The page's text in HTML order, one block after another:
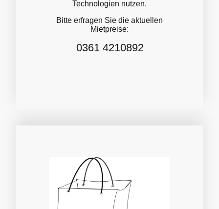
Technologien nutzen.
Bitte erfragen Sie die aktuellen
Mietpreise:
0361 4210892